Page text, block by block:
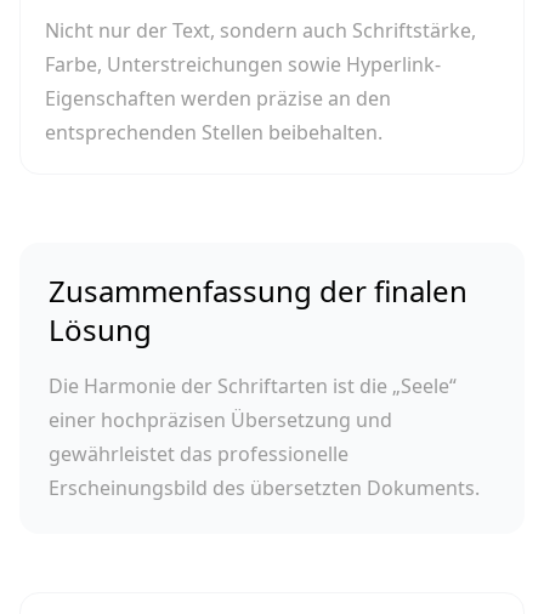
Nicht nur der Text, sondern auch Schriftstärke,
Farbe, Unterstreichungen sowie Hyperlink-
Eigenschaften werden präzise an den
entsprechenden Stellen beibehalten.
Zusammenfassung der finalen
Lösung
Die Harmonie der Schriftarten ist die „Seele“
einer hochpräzisen Übersetzung und
gewährleistet das professionelle
Erscheinungsbild des übersetzten Dokuments.